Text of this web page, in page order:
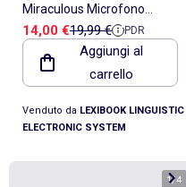
Miraculous Microfono
luminoso di tendenza con
altoparlante (auxin), melodie
ed effetti sonori
Prezzo di vendita
14,00 €Prezzo di riferimento
19,99 € PDR
Aggiungi al
carrello
Venduto da LEXIBOOK LINGUISTIC
ELECTRONIC SYSTEM
1/4